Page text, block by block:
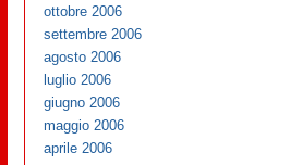
ottobre 2006
settembre 2006
agosto 2006
luglio 2006
giugno 2006
maggio 2006
aprile 2006